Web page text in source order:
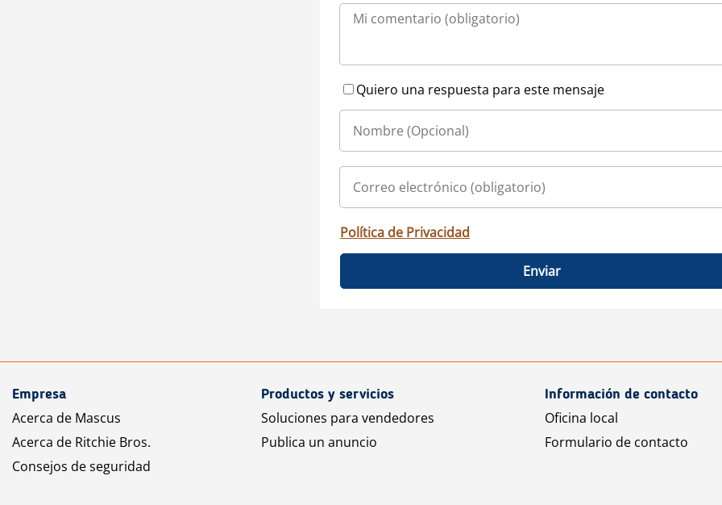
Quiero una respuesta para este mensaje
Política de Privacidad
Enviar
Empresa
Acerca de Mascus
Acerca de Ritchie Bros.
Consejos de seguridad
Productos y servicios
Soluciones para vendedores
Publica un anuncio
Información de contacto
Oficina local
Formulario de contacto